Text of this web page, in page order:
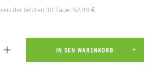
der letzten 30 Tage: 52,49 €
IN DEN WARENKORB